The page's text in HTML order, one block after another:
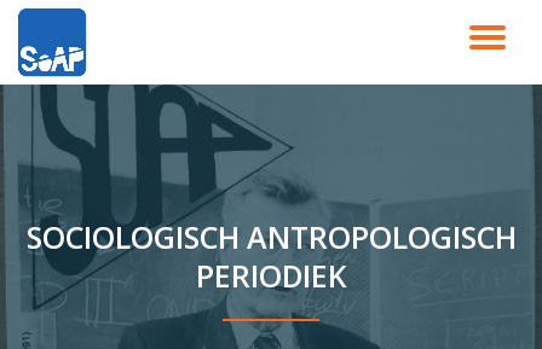
direct
SOCIOLOGISCH ANTROPOLOGISCH
PERIODIEK